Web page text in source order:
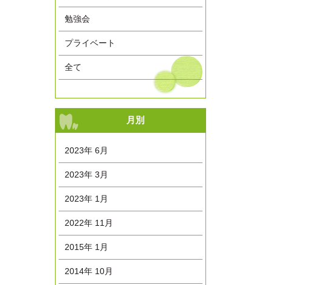
勉強会
プライベート
全て
月別
2023年 6月
2023年 3月
2023年 1月
2022年 11月
2015年 1月
2014年 10月